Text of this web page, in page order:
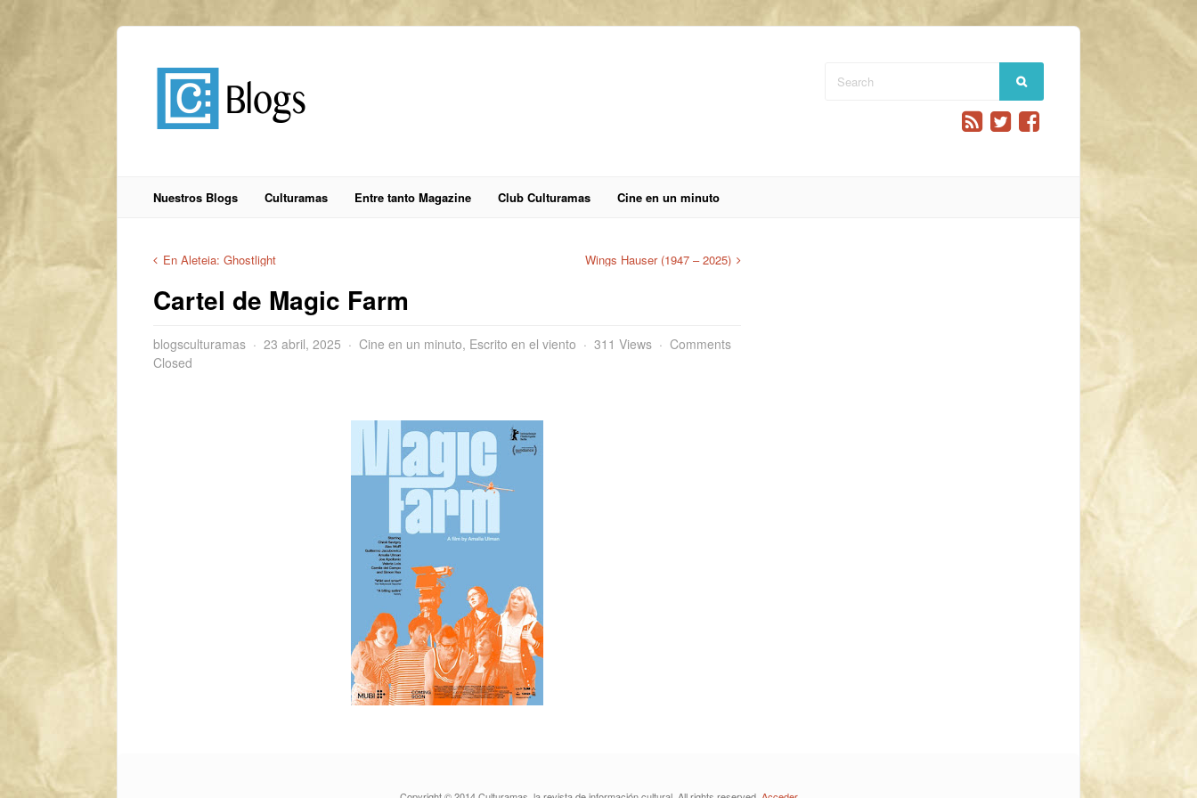
Nuestros Blogs Culturamas Entre tanto Magazine Club Culturamas Cine en un minuto
En Aleteia: Ghostlight Wings Hauser (1947 – 2025)
Cartel de Magic Farm
blogsculturamas 23 abril, 2025 Cine en un minuto, Escrito en el viento 311 Views
Comments
Closed